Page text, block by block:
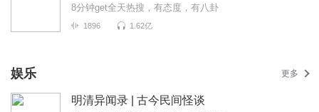
8分钟get全天热搜，有态度，有八卦
1896 1.62亿
娱乐 更多
明清异闻录 | 古今民间怪谈